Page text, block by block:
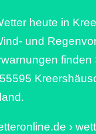
heute in
und
finden
›